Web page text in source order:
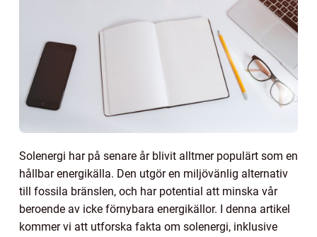
Solenergi har på senare år blivit alltmer populärt som en
hållbar energikälla. Den utgör en miljövänlig alternativ
till fossila bränslen, och har potential att minska vår
beroende av icke förnybara energikällor. I denna artikel
kommer vi att utforska fakta om solenergi, inklusive